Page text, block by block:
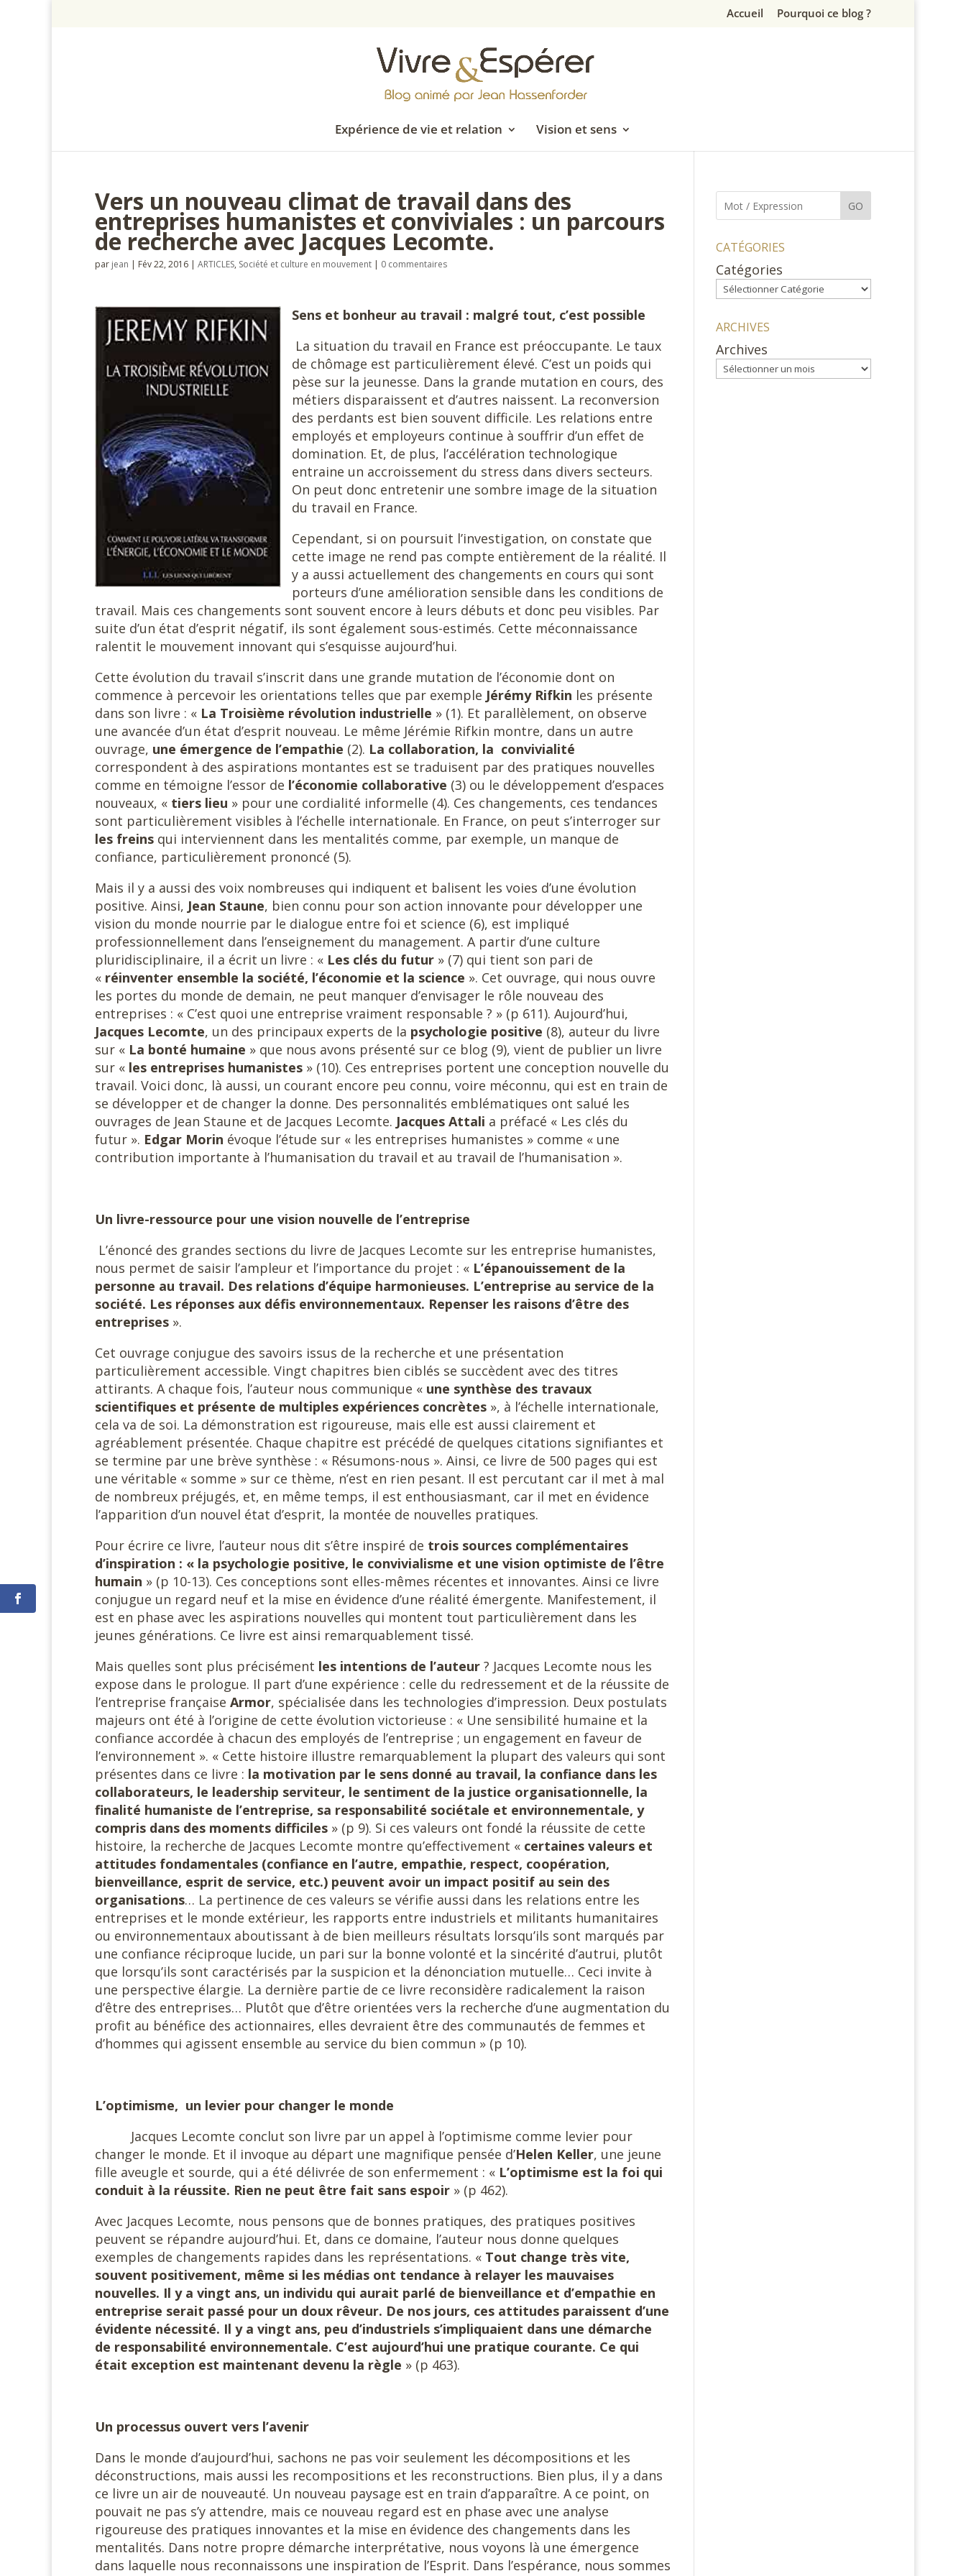
Accueil Pourquoi ce blog ?
Expérience de vie et relation Vision et sens
Vers un nouveau climat de travail dans des
entreprises humanistes et conviviales : un parcours
de recherche avec Jacques Lecomte.
par jean | Fév 22, 2016 | ARTICLES, Société et culture en mouvement | 0 commentaires
Sens et bonheur au travail : malgré tout, c’est possible
La situation du travail en France est préoccupante. Le taux
de chômage est particulièrement élevé. C’est un poids qui
pèse sur la jeunesse. Dans la grande mutation en cours, des
métiers disparaissent et d’autres naissent. La reconversion
des perdants est bien souvent difficile. Les relations entre
employés et employeurs continue à souffrir d’un effet de
domination. Et, de plus, l’accélération technologique
entraine un accroissement du stress dans divers secteurs.
On peut donc entretenir une sombre image de la situation
du travail en France.
Cependant, si on poursuit l’investigation, on constate que
cette image ne rend pas compte entièrement de la réalité. Il
y a aussi actuellement des changements en cours qui sont
porteurs d’une amélioration sensible dans les conditions de
travail. Mais ces changements sont souvent encore à leurs débuts et donc peu visibles. Par
suite d’un état d’esprit négatif, ils sont également sous-estimés. Cette méconnaissance
ralentit le mouvement innovant qui s’esquisse aujourd’hui.
Cette évolution du travail s’inscrit dans une grande mutation de l’économie dont on
commence à percevoir les orientations telles que par exemple Jérémy Rifkin les présente
dans son livre : « La Troisième révolution industrielle » (1). Et parallèlement, on observe
une avancée d’un état d’esprit nouveau. Le même Jérémie Rifkin montre, dans un autre
ouvrage, une émergence de l’empathie (2). La collaboration, la convivialité
correspondent à des aspirations montantes est se traduisent par des pratiques nouvelles
comme en témoigne l’essor de l’économie collaborative (3) ou le développement d’espaces
nouveaux, « tiers lieu » pour une cordialité informelle (4). Ces changements, ces tendances
sont particulièrement visibles à l’échelle internationale. En France, on peut s’interroger sur
les freins qui interviennent dans les mentalités comme, par exemple, un manque de
confiance, particulièrement prononcé (5).
Mais il y a aussi des voix nombreuses qui indiquent et balisent les voies d’une évolution
positive. Ainsi, Jean Staune, bien connu pour son action innovante pour développer une
vision du monde nourrie par le dialogue entre foi et science (6), est impliqué
professionnellement dans l’enseignement du management. A partir d’une culture
pluridisciplinaire, il a écrit un livre : « Les clés du futur » (7) qui tient son pari de
« réinventer ensemble la société, l’économie et la science ». Cet ouvrage, qui nous ouvre
les portes du monde de demain, ne peut manquer d’envisager le rôle nouveau des
entreprises : « C’est quoi une entreprise vraiment responsable ? » (p 611). Aujourd’hui,
Jacques Lecomte, un des principaux experts de la psychologie positive (8), auteur du livre
sur « La bonté humaine » que nous avons présenté sur ce blog (9), vient de publier un livre
sur « les entreprises humanistes » (10). Ces entreprises portent une conception nouvelle du
travail. Voici donc, là aussi, un courant encore peu connu, voire méconnu, qui est en train de
se développer et de changer la donne. Des personnalités emblématiques ont salué les
ouvrages de Jean Staune et de Jacques Lecomte. Jacques Attali a préfacé « Les clés du
futur ». Edgar Morin évoque l’étude sur « les entreprises humanistes » comme « une
contribution importante à l’humanisation du travail et au travail de l’humanisation ».
Un livre-ressource pour une vision nouvelle de l’entreprise
L’énoncé des grandes sections du livre de Jacques Lecomte sur les entreprise humanistes,
nous permet de saisir l’ampleur et l’importance du projet : « L’épanouissement de la
personne au travail. Des relations d’équipe harmonieuses. L’entreprise au service de la
société. Les réponses aux défis environnementaux. Repenser les raisons d’être des
entreprises ».
Cet ouvrage conjugue des savoirs issus de la recherche et une présentation
particulièrement accessible. Vingt chapitres bien ciblés se succèdent avec des titres
attirants. A chaque fois, l’auteur nous communique « une synthèse des travaux
scientifiques et présente de multiples expériences concrètes », à l’échelle internationale,
cela va de soi. La démonstration est rigoureuse, mais elle est aussi clairement et
agréablement présentée. Chaque chapitre est précédé de quelques citations signifiantes et
se termine par une brève synthèse : « Résumons-nous ». Ainsi, ce livre de 500 pages qui est
une véritable « somme » sur ce thème, n’est en rien pesant. Il est percutant car il met à mal
de nombreux préjugés, et, en même temps, il est enthousiasmant, car il met en évidence
l’apparition d’un nouvel état d’esprit, la montée de nouvelles pratiques.
Pour écrire ce livre, l’auteur nous dit s’être inspiré de trois sources complémentaires
d’inspiration : « la psychologie positive, le convivialisme et une vision optimiste de l’être
humain » (p 10-13). Ces conceptions sont elles-mêmes récentes et innovantes. Ainsi ce livre
conjugue un regard neuf et la mise en évidence d’une réalité émergente. Manifestement, il
est en phase avec les aspirations nouvelles qui montent tout particulièrement dans les
jeunes générations. Ce livre est ainsi remarquablement tissé.
Mais quelles sont plus précisément les intentions de l’auteur ? Jacques Lecomte nous les
expose dans le prologue. Il part d’une expérience : celle du redressement et de la réussite de
l’entreprise française Armor, spécialisée dans les technologies d’impression. Deux postulats
majeurs ont été à l’origine de cette évolution victorieuse : « Une sensibilité humaine et la
confiance accordée à chacun des employés de l’entreprise ; un engagement en faveur de
l’environnement ». « Cette histoire illustre remarquablement la plupart des valeurs qui sont
présentes dans ce livre : la motivation par le sens donné au travail, la confiance dans les
collaborateurs, le leadership serviteur, le sentiment de la justice organisationnelle, la
finalité humaniste de l’entreprise, sa responsabilité sociétale et environnementale, y
compris dans des moments difficiles » (p 9). Si ces valeurs ont fondé la réussite de cette
histoire, la recherche de Jacques Lecomte montre qu’effectivement « certaines valeurs et
attitudes fondamentales (confiance en l’autre, empathie, respect, coopération,
bienveillance, esprit de service, etc.) peuvent avoir un impact positif au sein des
organisations… La pertinence de ces valeurs se vérifie aussi dans les relations entre les
entreprises et le monde extérieur, les rapports entre industriels et militants humanitaires
ou environnementaux aboutissant à de bien meilleurs résultats lorsqu’ils sont marqués par
une confiance réciproque lucide, un pari sur la bonne volonté et la sincérité d’autrui, plutôt
que lorsqu’ils sont caractérisés par la suspicion et la dénonciation mutuelle… Ceci invite à
une perspective élargie. La dernière partie de ce livre reconsidère radicalement la raison
d’être des entreprises… Plutôt que d’être orientées vers la recherche d’une augmentation du
profit au bénéfice des actionnaires, elles devraient être des communautés de femmes et
d’hommes qui agissent ensemble au service du bien commun » (p 10).
L’optimisme, un levier pour changer le monde
Jacques Lecomte conclut son livre par un appel à l’optimisme comme levier pour
changer le monde. Et il invoque au départ une magnifique pensée d’Helen Keller, une jeune
fille aveugle et sourde, qui a été délivrée de son enfermement : « L’optimisme est la foi qui
conduit à la réussite. Rien ne peut être fait sans espoir » (p 462).
Avec Jacques Lecomte, nous pensons que de bonnes pratiques, des pratiques positives
peuvent se répandre aujourd’hui. Et, dans ce domaine, l’auteur nous donne quelques
exemples de changements rapides dans les représentations. « Tout change très vite,
souvent positivement, même si les médias ont tendance à relayer les mauvaises
nouvelles. Il y a vingt ans, un individu qui aurait parlé de bienveillance et d’empathie en
entreprise serait passé pour un doux rêveur. De nos jours, ces attitudes paraissent d’une
évidente nécessité. Il y a vingt ans, peu d’industriels s’impliquaient dans une démarche
de responsabilité environnementale. C’est aujourd’hui une pratique courante. Ce qui
était exception est maintenant devenu la règle » (p 463).
Un processus ouvert vers l’avenir
Dans le monde d’aujourd’hui, sachons ne pas voir seulement les décompositions et les
déconstructions, mais aussi les recompositions et les reconstructions. Bien plus, il y a dans
ce livre un air de nouveauté. Un nouveau paysage est en train d’apparaître. A ce point, on
pouvait ne pas s’y attendre, mais ce nouveau regard est en phase avec une analyse
rigoureuse des pratiques innovantes et la mise en évidence des changements dans les
mentalités. Dans notre propre démarche interprétative, nous voyons là une émergence
dans laquelle nous reconnaissons une inspiration de l’Esprit. Dans l’espérance, nous sommes
GO
CATÉGORIES
Catégories
ARCHIVES
Archives